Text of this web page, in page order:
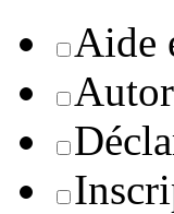
Aide